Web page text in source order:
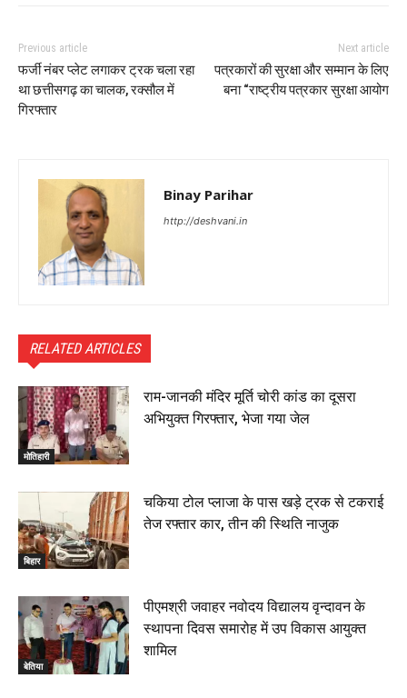
Previous article
फर्जी नंबर प्लेट लगाकर ट्रक चला रहा
था छत्तीसगढ़ का चालक, रक्सौल में
गिरफ्तार
Next article
पत्रकारों की सुरक्षा और सम्मान के लिए
बना “राष्ट्रीय पत्रकार सुरक्षा आयोग
Binay Parihar
http://deshvani.in
RELATED ARTICLES
मोतिहारी
राम-जानकी मंदिर मूर्ति चोरी कांड का दूसरा
अभियुक्त गिरफ्तार, भेजा गया जेल
बिहार
चकिया टोल प्लाजा के पास खड़े ट्रक से टकराई
तेज रफ्तार कार, तीन की स्थिति नाजुक
बेतिया
पीएमश्री जवाहर नवोदय विद्यालय वृन्दावन के
स्थापना दिवस समारोह में उप विकास आयुक्त
शामिल